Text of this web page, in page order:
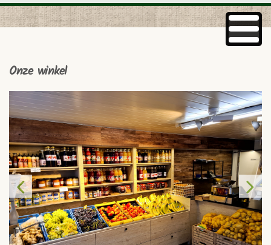
Onze winkel